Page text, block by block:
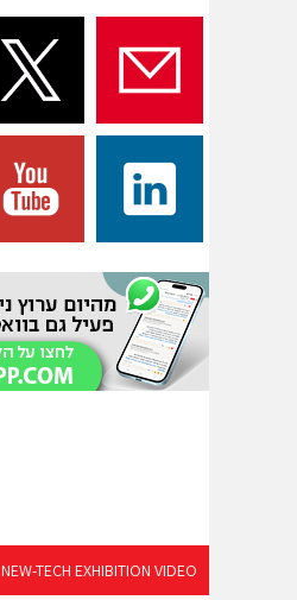
NEW-TECH EXHIBITION VIDEO